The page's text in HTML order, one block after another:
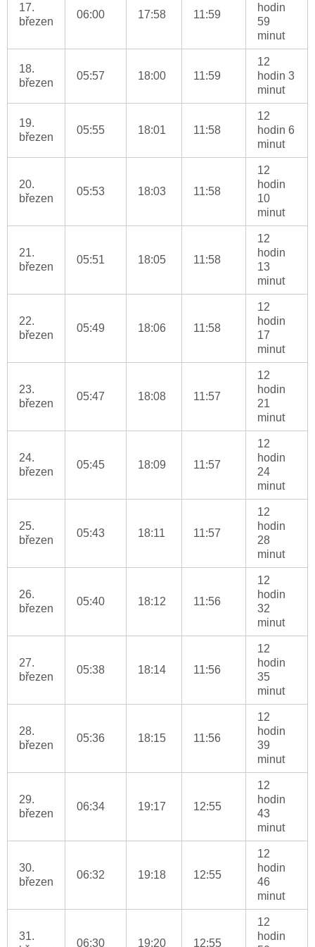
17.
březen
06:00 17:58 11:59
hodin
59
minut
18.
březen
05:57 18:00 11:59
12
hodin 3
minut
19.
březen
05:55 18:01 11:58
12
hodin 6
minut
20.
březen
05:53 18:03 11:58
12
hodin
10
minut
21.
březen
05:51 18:05 11:58
12
hodin
13
minut
22.
březen
05:49 18:06 11:58
12
hodin
17
minut
23.
březen
05:47 18:08 11:57
12
hodin
21
minut
24.
březen
05:45 18:09 11:57
12
hodin
24
minut
25.
březen
05:43 18:11 11:57
12
hodin
28
minut
26.
březen
05:40 18:12 11:56
12
hodin
32
minut
27.
březen
05:38 18:14 11:56
12
hodin
35
minut
28.
březen
05:36 18:15 11:56
12
hodin
39
minut
29.
březen
06:34 19:17 12:55
12
hodin
43
minut
30.
březen
06:32 19:18 12:55
12
hodin
46
minut
31.
06:30 19:20 12:55
12
hodin